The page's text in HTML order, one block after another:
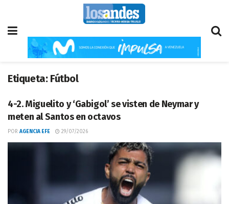
Etiqueta: Fútbol
4-2. Miguelito y ‘Gabigol’ se visten de Neymar y
meten al Santos en octavos
POR AGENCIA EFE 29/07/2026